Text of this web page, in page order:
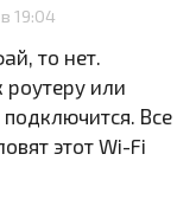
19:04
то нет.
роутеру или
Все
этот Wi-Fi